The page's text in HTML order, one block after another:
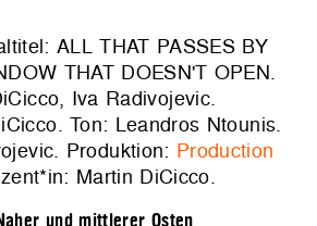
ALL THAT PASSES BY
THAT DOESN'T OPEN.
Iva Radivojevic.
Ton: Leandros Ntounis.
Produktion: Production
Martin DiCicco.
und mittlerer Osten